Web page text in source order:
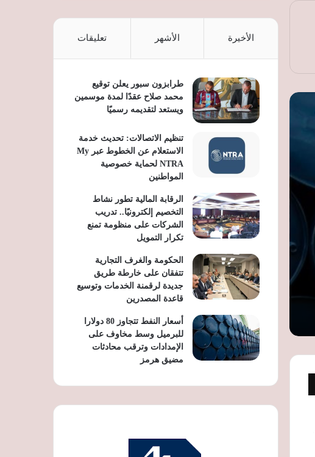
الأخيرة الأشهر تعليقات
طرابزون سبور يعلن توقيع
محمد صلاح عقدًا لمدة موسمين
ويستعد لتقديمه رسميًا
تنظيم الاتصالات: تحديث خدمة
الاستعلام عن الخطوط عبر My
NTRA لحماية خصوصية
المواطنين
الرقابة المالية تطور نشاط
التخصيم إلكترونيًا.. تدريب
الشركات على منظومة تمنع
تكرار التمويل
الحكومة والغرف التجارية
تتفقان على خارطة طريق
جديدة لرقمنة الخدمات وتوسيع
قاعدة المصدرين
أسعار النفط تتجاوز 80 دولارا
للبرميل وسط مخاوف على
الإمدادات وترقب محادثات
مضيق هرمز